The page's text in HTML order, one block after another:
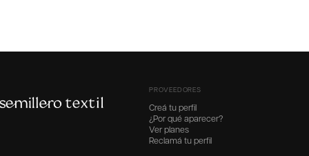
PROVEEDORES
Creá tu perfil
¿Por qué aparecer?
Ver planes
Reclamá tu perfil